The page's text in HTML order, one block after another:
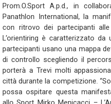
Prom.O.Sport A.p.d., in
Panathlon International, la
con ritrovo dei partecipanti
L’orientiring è caratterizzato
partecipanti usano una mappa
di controllo scegliendo il
porterà a Trevi molti
città durante la competizione.
possa ospitare questa